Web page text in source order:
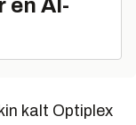
en AI-
kalt Optiplex